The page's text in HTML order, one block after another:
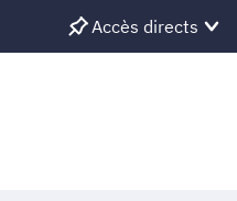
Accès directs